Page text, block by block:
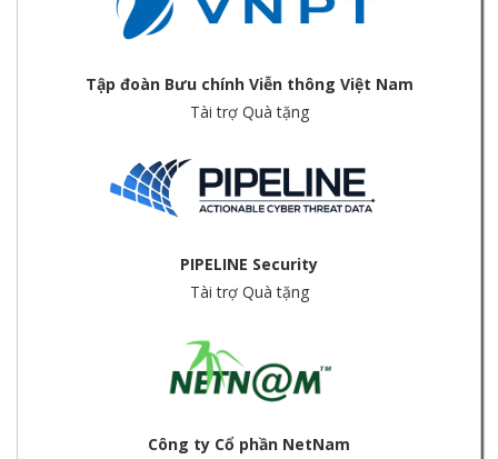
Tập đoàn Bưu chính Viễn thông Việt Nam
Tài trợ Quà tặng
PIPELINE Security
Tài trợ Quà tặng
Công ty Cổ phần NetNam